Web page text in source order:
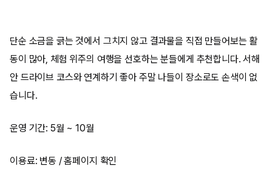
단순 소금을 긁는 것에서 그치지 않고 결과물을 직접 만들어보는 활
동이 많아, 체험 위주의 여행을 선호하는 분들에게 추천합니다. 서해
안 드라이브 코스와 연계하기 좋아 주말 나들이 장소로도 손색이 없
습니다.
운영 기간: 5월 ~ 10월
이용료: 변동 / 홈페이지 확인